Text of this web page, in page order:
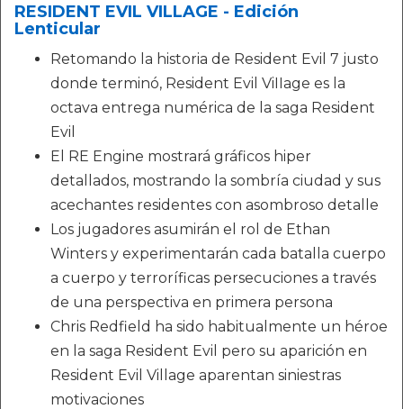
RESIDENT EVIL VILLAGE - Edición
Lenticular
Retomando la historia de Resident Evil 7 justo
donde terminó, Resident Evil ViIIage es la
octava entrega numérica de la saga Resident
Evil
El RE Engine mostrará gráficos hiper
detallados, mostrando la sombría ciudad y sus
acechantes residentes con asombroso detalle
Los jugadores asumirán el rol de Ethan
Winters y experimentarán cada batalla cuerpo
a cuerpo y terroríficas persecuciones a través
de una perspectiva en primera persona
Chris Redfield ha sido habitualmente un héroe
en la saga Resident Evil pero su aparición en
Resident Evil Village aparentan siniestras
motivaciones